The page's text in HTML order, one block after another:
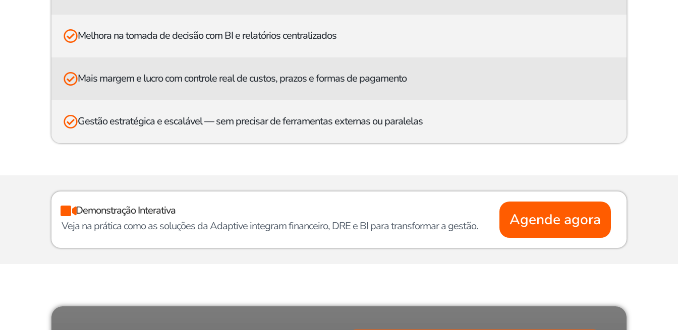
Melhora na tomada de decisão com BI e relatórios centralizados
Mais margem e lucro com controle real de custos, prazos e formas de pagamento
Gestão estratégica e escalável — sem precisar de ferramentas externas ou paralelas
Demonstração Interativa
Veja na prática como as soluções da Adaptive integram financeiro, DRE e BI para transformar a gestão.
Agende agora